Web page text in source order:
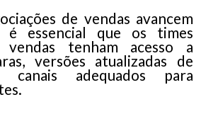
de vendas avancem
é essencial que os times
tenham acesso a
versões atualizadas de
canais adequados para